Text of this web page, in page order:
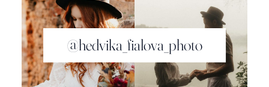
@hedvika_fialova_photo